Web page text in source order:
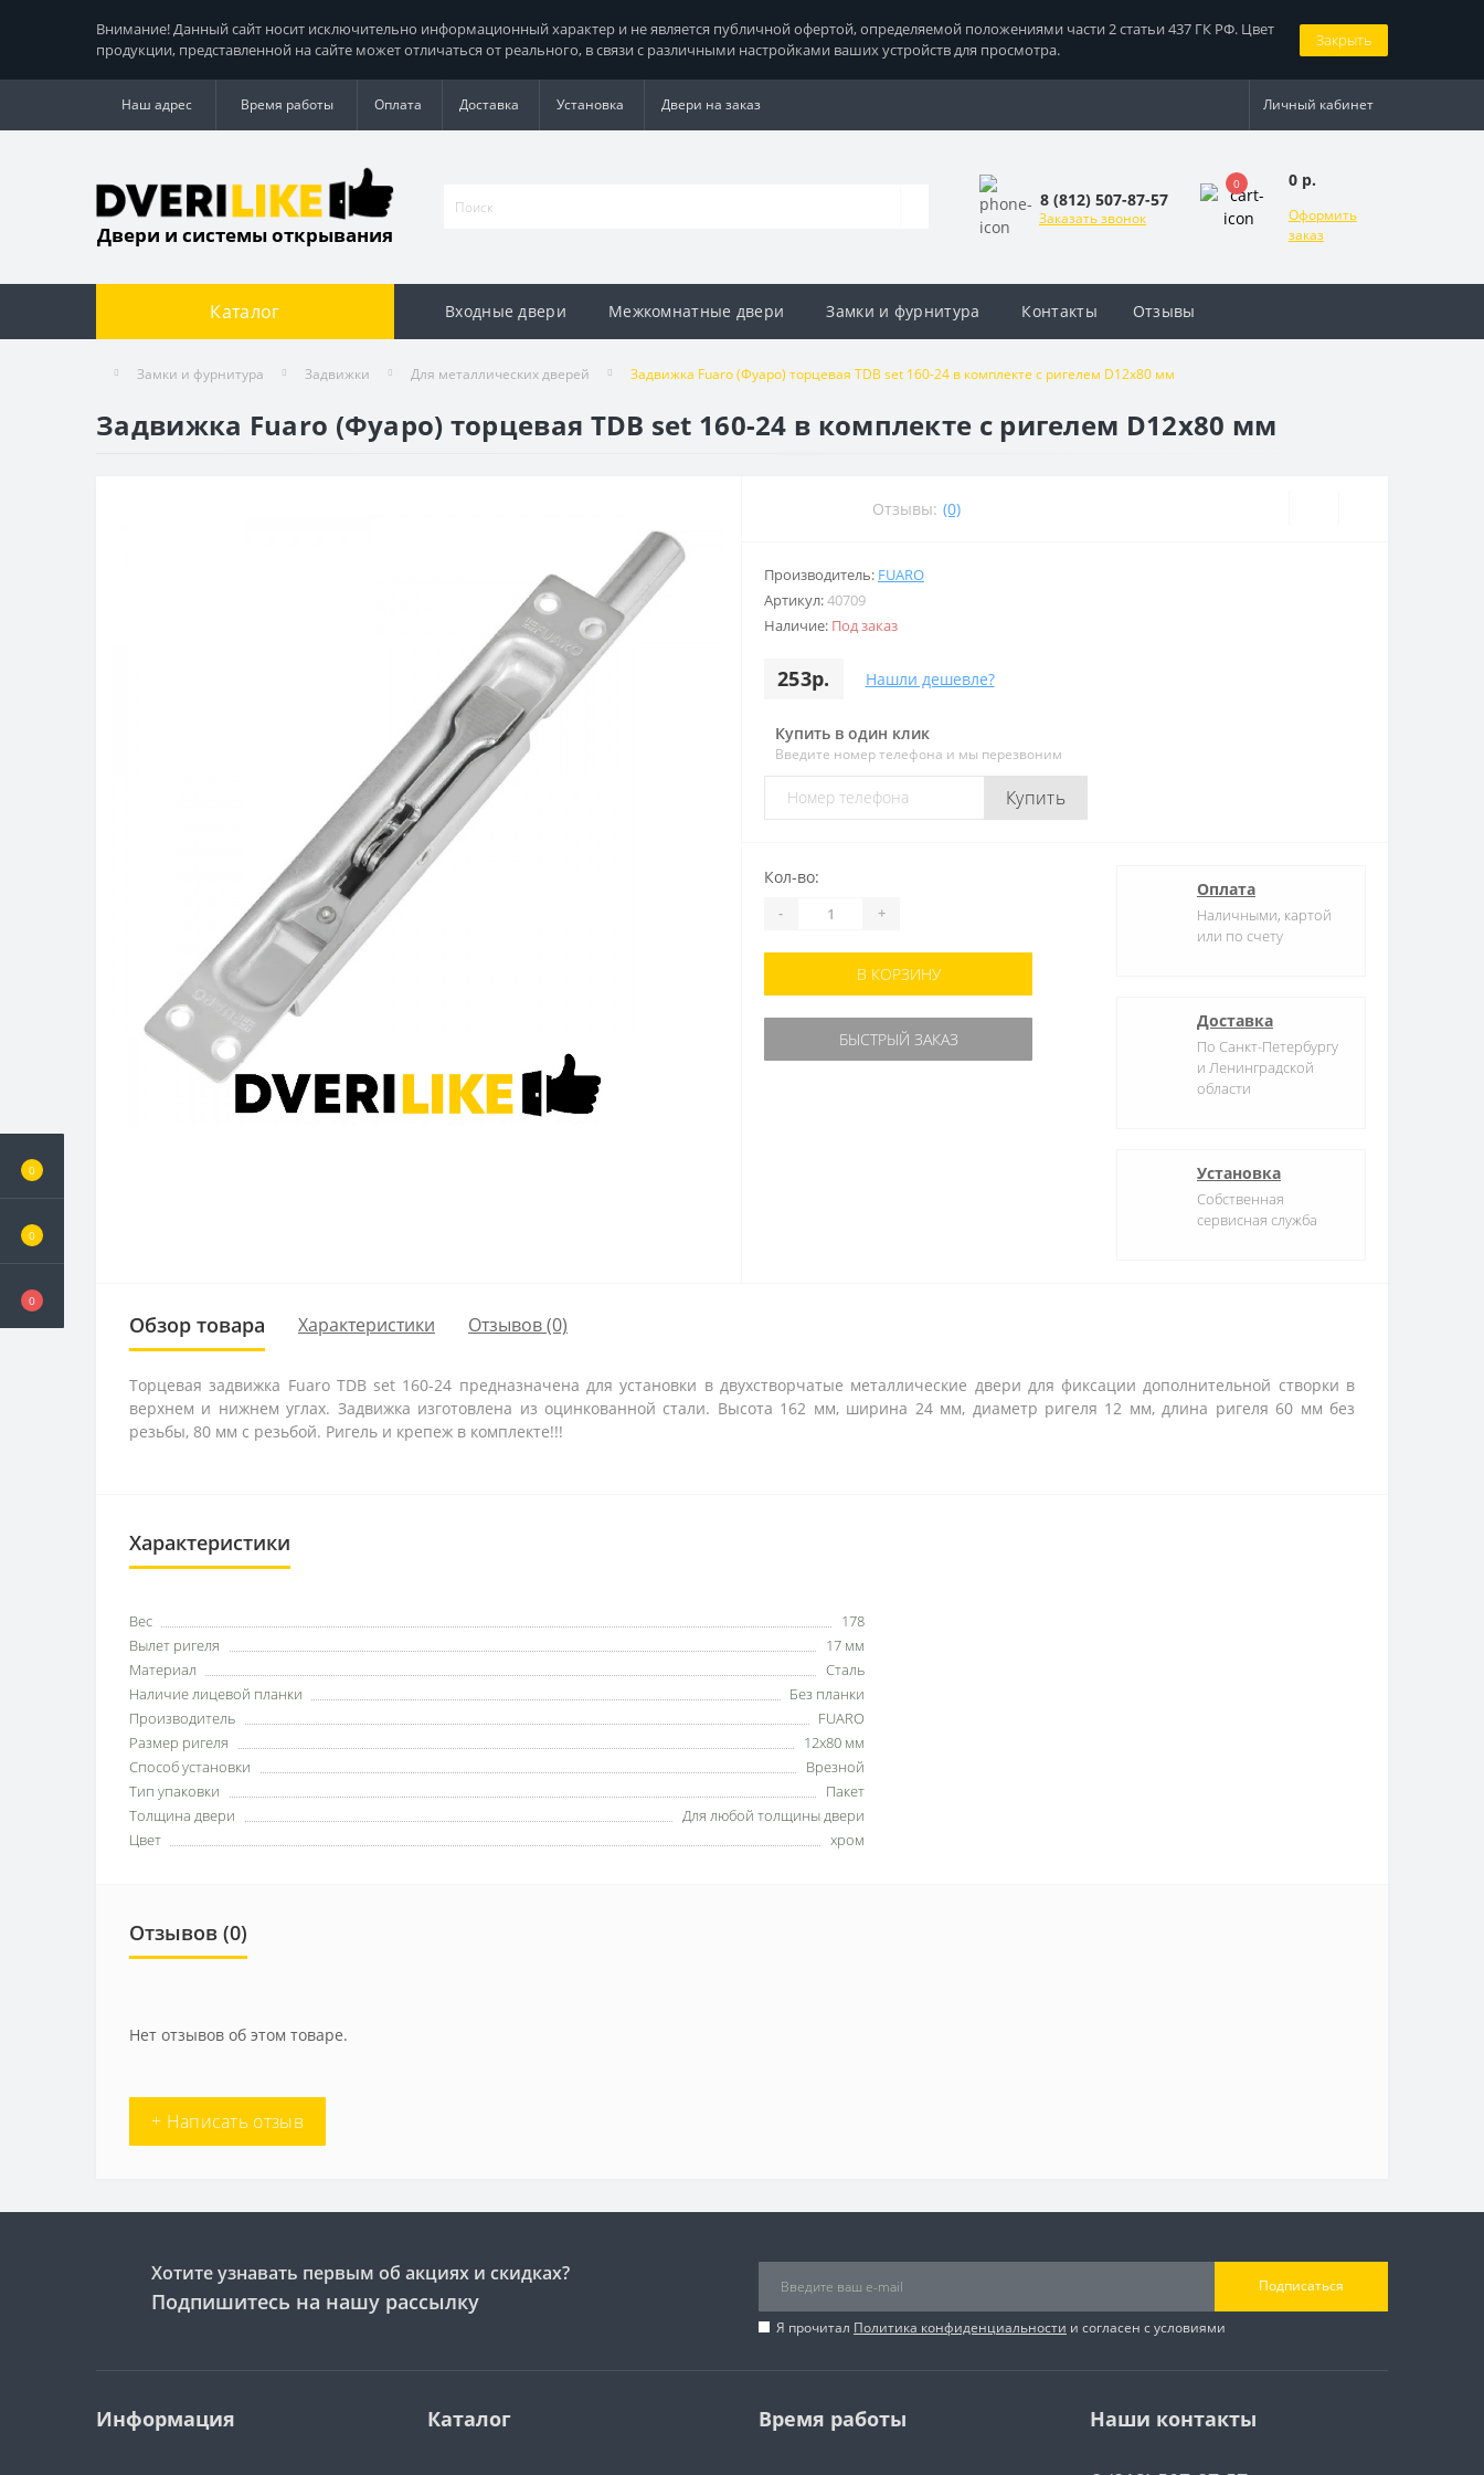
0
0
0
Внимание! Данный сайт носит исключительно информационный характер и не является публичной офертой, определяемой положениями части 2 статьи 437 ГК РФ. Цвет
продукции, представленной на сайте может отличаться от реального, в связи с различными настройками ваших устройств для просмотра.
Закрыть
Наш адрес Время работы Оплата Доставка Установка Двери на заказ Личный кабинет
Двери и системы открывания
8 (812) 507-87-57
Заказать звонок
0 0 р.
Оформить
заказ
Каталог Входные двери Межкомнатные двери Замки и фурнитура Контакты Отзывы
Замки и фурнитура Задвижки Для металлических дверей Задвижка Fuaro (Фуаро) торцевая TDB set 160-24 в комплекте с ригелем D12x80 мм
Задвижка Fuaro (Фуаро) торцевая TDB set 160-24 в комплекте с ригелем D12x80 мм
Отзывы: (0)
Производитель: FUARO
Артикул:40709
Наличие: Под заказ
253р. Нашли дешевле?
Купить в один клик
Введите номер телефона и мы перезвоним
Купить
Кол-во:
- +
В КОРЗИНУ
БЫСТРЫЙ ЗАКАЗ
Оплата
Наличными, картой
или по счету
Доставка
По Санкт-Петербургу
и Ленинградской
области
Установка
Собственная
сервисная служба
Обзор товара Характеристики Отзывов (0)
Торцевая задвижка Fuaro TDB set 160-24 предназначена для установки в двухстворчатые металлические двери для фиксации дополнительной створки в
верхнем и нижнем углах. Задвижка изготовлена из оцинкованной стали. Высота 162 мм, ширина 24 мм, диаметр ригеля 12 мм, длина ригеля 60 мм без
резьбы, 80 мм с резьбой. Ригель и крепеж в комплекте!!!
Характеристики
Вес
178
Вылет ригеля
17 мм
Материал
Сталь
Наличие лицевой планки
Без планки
Производитель
FUARO
Размер ригеля
12х80 мм
Способ установки
Врезной
Тип упаковки
Пакет
Толщина двери
Для любой толщины двери
Цвет
хром
Отзывов (0)
Нет отзывов об этом товаре.
+ Написать отзыв
Хотите узнавать первым об акциях и скидках?
Подпишитесь на нашу рассылку
Подписаться
Я прочитал Политика конфиденциальности и согласен с условиями
Информация Каталог Время работы Наши контакты